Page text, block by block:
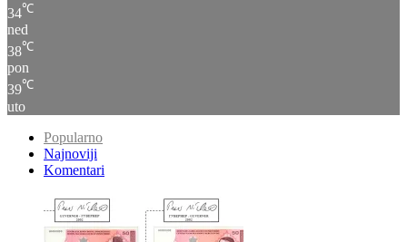
34℃
ned
38℃
pon
39℃
uto
Popularno
Najnoviji
Komentari